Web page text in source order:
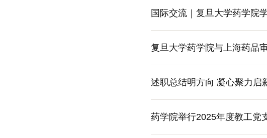
国际交流｜复旦大学药学院
复旦大学药学院与上海药品
述职总结明方向 凝心聚力
药学院举行2025年度教工党